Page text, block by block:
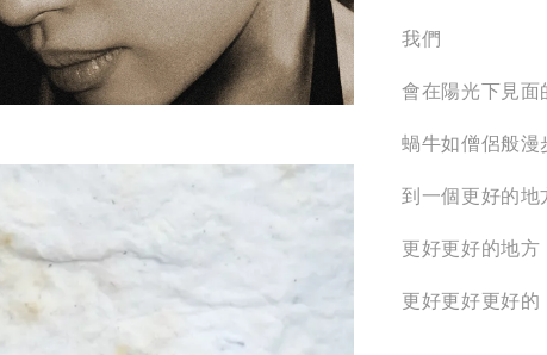
我們
會在陽光下見面
蝸牛如僧侶般漫
到一個更好的地
更好更好的地方
更好更好更好的